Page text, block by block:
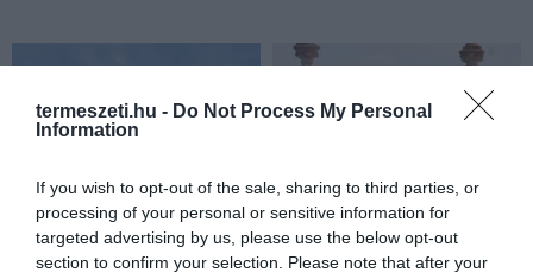
termeszeti.hu - Do Not Process My Personal
Information
If you wish to opt-out of the sale, sharing to third parties, or
processing of your personal or sensitive information for
targeted advertising by us, please use the below opt-out
section to confirm your selection. Please note that after your